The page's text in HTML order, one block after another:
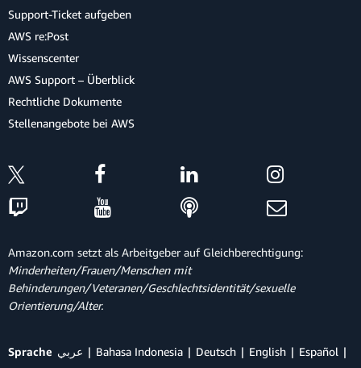
Support-Ticket aufgeben
AWS re:Post
Wissenscenter
AWS Support – Überblick
Rechtliche Dokumente
Stellenangebote bei AWS
Amazon.com setzt als Arbeitgeber auf Gleichberechtigung:
Minderheiten/Frauen/Menschen mit
Behinderungen/Veteranen/Geschlechtsidentität/sexuelle
Orientierung/Alter.
Sprache عربي Bahasa Indonesia Deutsch English
Español